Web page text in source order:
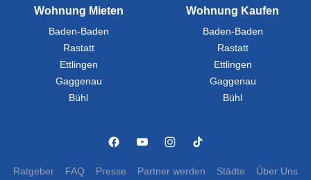
Wohnung Mieten
Baden-Baden
Rastatt
Ettlingen
Gaggenau
Bühl
Wohnung Kaufen
Baden-Baden
Rastatt
Ettlingen
Gaggenau
Bühl
Ratgeber FAQ Presse Partner werden Städte Über Uns